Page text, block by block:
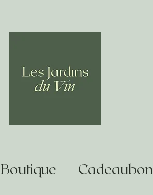
Boutique Cadeaubon